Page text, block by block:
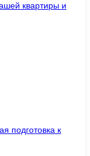
квартиры и
подготовка к